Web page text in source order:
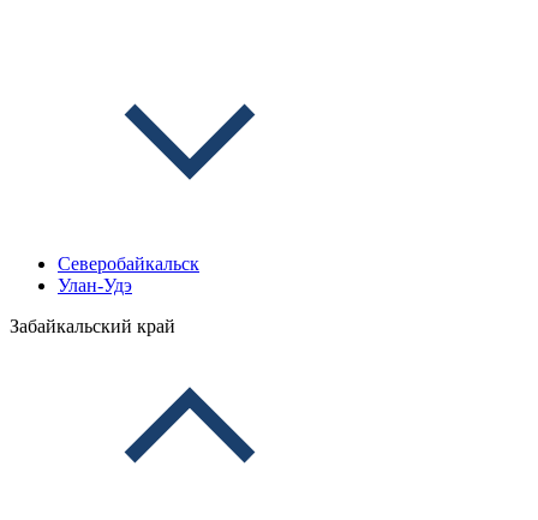
Северобайкальск
Улан-Удэ
Забайкальский край